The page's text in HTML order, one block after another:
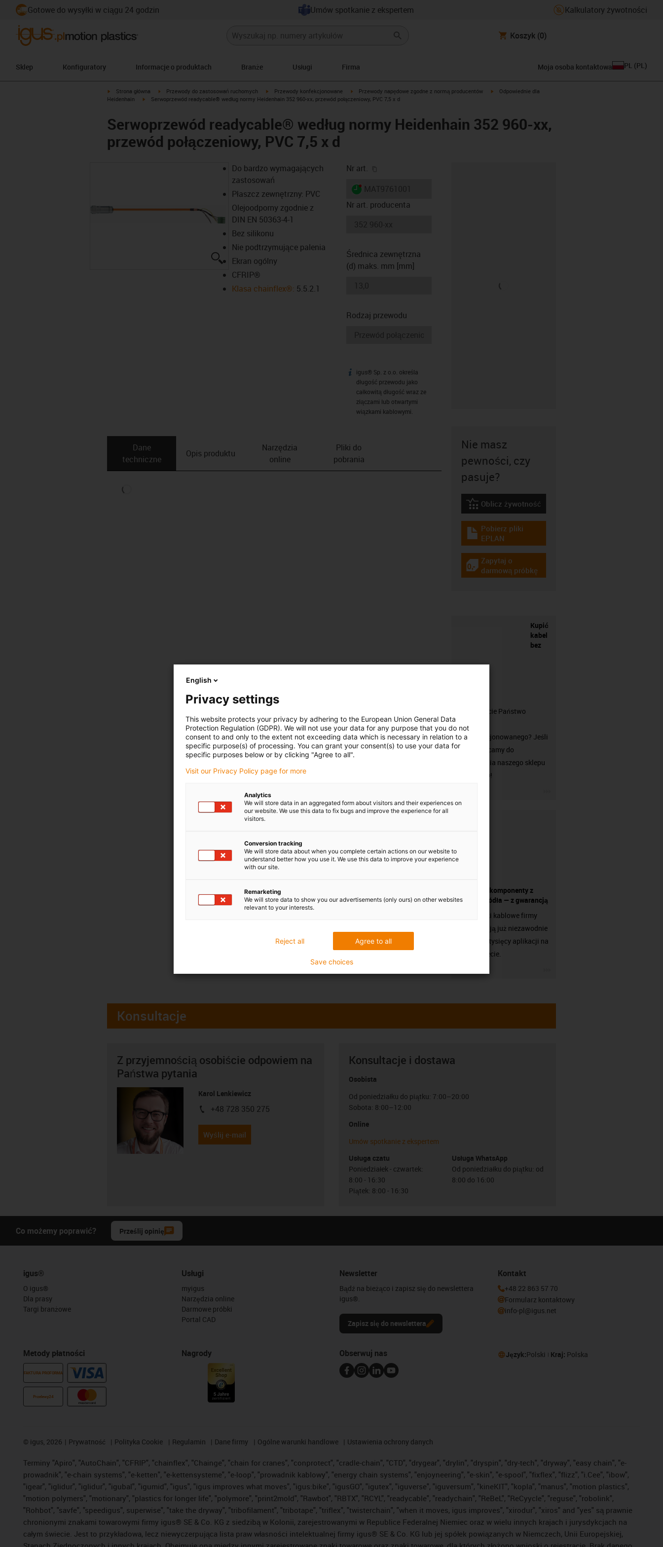
Gotowe do wysyłki w ciągu 24 godzin Umów spotkanie z ekspertem Kalkulatory żywotności
Koszyk (0)
Sklep Konfiguratory Informacje o produktach Branże Usługi Firma Moja osoba kontaktowa PL (PL )
igus-icon-arrow-right
Strona główna igus-icon-arrow-right
Przewody do zastosowań ruchomych igus-icon-arrow-right
Przewody konfekcjonowane igus-icon-arrow-right
Przewody napędowe zgodne z normą producentów igus-icon-arrow-right
Odpowiednie dla
Heidenhain
igus-icon-arrow-right
Serwoprzewód readycable® według normy Heidenhain 352 960-xx, przewód połączeniowy, PVC 7,5 x d
Serwoprzewód readycable® według normy Heidenhain 352 960-xx,
przewód połączeniowy, PVC 7,5 x d
igus-icon-lupe
Do bardzo wymagających
zastosowań
Płaszcz zewnętrzny: PVC
Olejoodporny zgodnie z
DIN EN 50363-4-1
Bez silikonu
Nie podtrzymujące palenia
Ekran ogólny
CFRIP®
Klasa chainflex®: 5.5.2.1
Nr art.
igus-icon-lieferzeit-dot
Nr art. producenta
Średnica zewnętrzna
(d) maks. mm [mm]
Rodzaj przewodu
igus-icon-info
igus® Sp. z o.o. określa
długość przewodu jako
całkowitą długość wraz ze
złączami lub otwartymi
wiązkami kablowymi.
Dane
techniczne
Opis ­produktu
Narzędzia
online
Pliki do
pobrania
Nie masz
pewności, czy
pasuje?
igus-icon-lebensdauerrechner
Oblicz żywotność
igus-icon-download-plan
Pobierz pliki
EPLAN
igus-icon-gratismuster
Zapytaj o
darmową próbkę
Kupić
kabel
bez
Czu szukacie Państwo
przewodu
niekonfekcjonowanego? Jeśli
tak, zachęcamy do
odwiedzenia naszego sklepu
chainflex®!
Wszystkie komponenty z
jednego źródła — z gwarancją
Prowadniki kablowe firmy
igus działają już niezawodnie
w setkach tysięcy aplikacji na
całym świecie.
Konsultacje
Z przyjemnością osobiście odpowiem na
Państwa pytania
Karol Lenkiewicz
igus-icon-phone
+48 728 350 275
Wyślij e-mail
Konsultacje i dostawa
Osobista
Od poniedziałku do piątku: 7:00–20:00
Sobota: 8:00–12:00
Online
Umów spotkanie z ekspertem
Usługa czatu
Poniedziałek - czwartek:
8:00 - 16:30
Piątek: 8:00 - 16:30
Usługa WhatsApp
Od poniedziałku do piątku: od
8:00 do 16:00
Co możemy poprawić? Prześlij opinię
igus®
O igus®
Dla prasy
Targi branżowe
Metody płatności
FAKTURA PROFORMA
Przelewy24
Usługi
myigus
Narzędzia online
Darmowe próbki
Portal CAD
Nagrody
Newsletter
Bądź na bieżąco i zapisz się do newslettera
igus®.
Zapisz się do newslettera
Kontakt
+48 22 863 57 70
Formularz kontaktowy
info-pl@igus.net
Obserwuj nas Język:Polski Kraj: Polska
© igus, 2026 Prywatność Polityka Cookie Regulamin Dane firmy Ogólne warunki handlowe Ustawienia ochrony danych
Terminy "Apiro", "AutoChain", "CFRIP", "chainflex", "Chainge", "chain for cranes", "conprotect", "cradle-chain", "CTD", "drygear", "drylin", "dryspin", "dry-tech", "dryway", "easy chain", "e-
prowadnik", "e-chain systems", "e-ketten", "e-kettensysteme", "e-loop", "prowadnik kablowy", "energy chain systems", "enjoyneering", "e-skin", "e-spool", "fixflex", "flizz", "i.Cee", "ibow",
"igear", "iglidur", "iglidur", "igubal", "igumid", "igus", "igus improves what moves", "igus:bike", "igusGO", "igutex", "iguverse", "iguversum", "kineKIT", "kopla", "manus", "motion plastics",
"motion polymers", "motionary", "plastics for longer life", "polymore", "print2mold", "Rawbot", "RBTX", "RCYL", "readycable", "readychain", "ReBeL", "ReCyycle", "reguse", "robolink",
"Rohbot", "savfe", "speedigus", superwise", "take the dryway", "tribofilament", "tribotape", "triflex", "twisterchain", "when it moves, igus improves", "xirodur", "xiros" and "yes" są prawnie
chronionymi znakami towarowymi firmy igus® SE & Co. KG z siedzibą w Kolonii, zarejestrowanymi w Republice Federalnej Niemiec oraz w wielu innych krajach i jurysdykcjach na
całym świecie. Jest to przykładowa, lecz niewyczerpująca lista praw własności intelektualnej firmy igus® SE & Co. KG lub jej spółek powiązanych w Niemczech, Unii Europejskiej,
English
Privacy settings
This website protects your privacy by adhering to the European Union General Data
Protection Regulation (GDPR). We will not use your data for any purpose that you do not
consent to and only to the extent not exceeding data which is necessary in relation to a
specific purpose(s) of processing. You can grant your consent(s) to use your data for
specific purposes below or by clicking "Agree to all".
Visit our Privacy Policy page for more
Analytics
We will store data in an aggregated form about visitors and their experiences on
our website. We use this data to fix bugs and improve the experience for all
visitors.
Conversion tracking
We will store data about when you complete certain actions on our website to
understand better how you use it. We use this data to improve your experience
with our site.
Remarketing
We will store data to show you our advertisements (only ours) on other websites
relevant to your interests.
Agree to all
Reject all
Save choices